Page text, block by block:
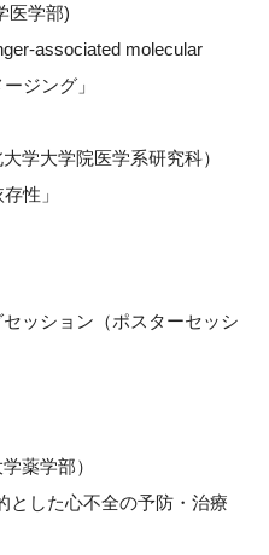
学部)
associated molecular
ジング」
大学院医学系研究科）
性」
ッション（ポスターセッシ
薬学部）
とした心不全の予防・治療